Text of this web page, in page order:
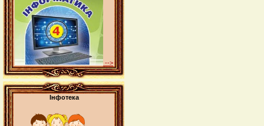
-->
Інфотека